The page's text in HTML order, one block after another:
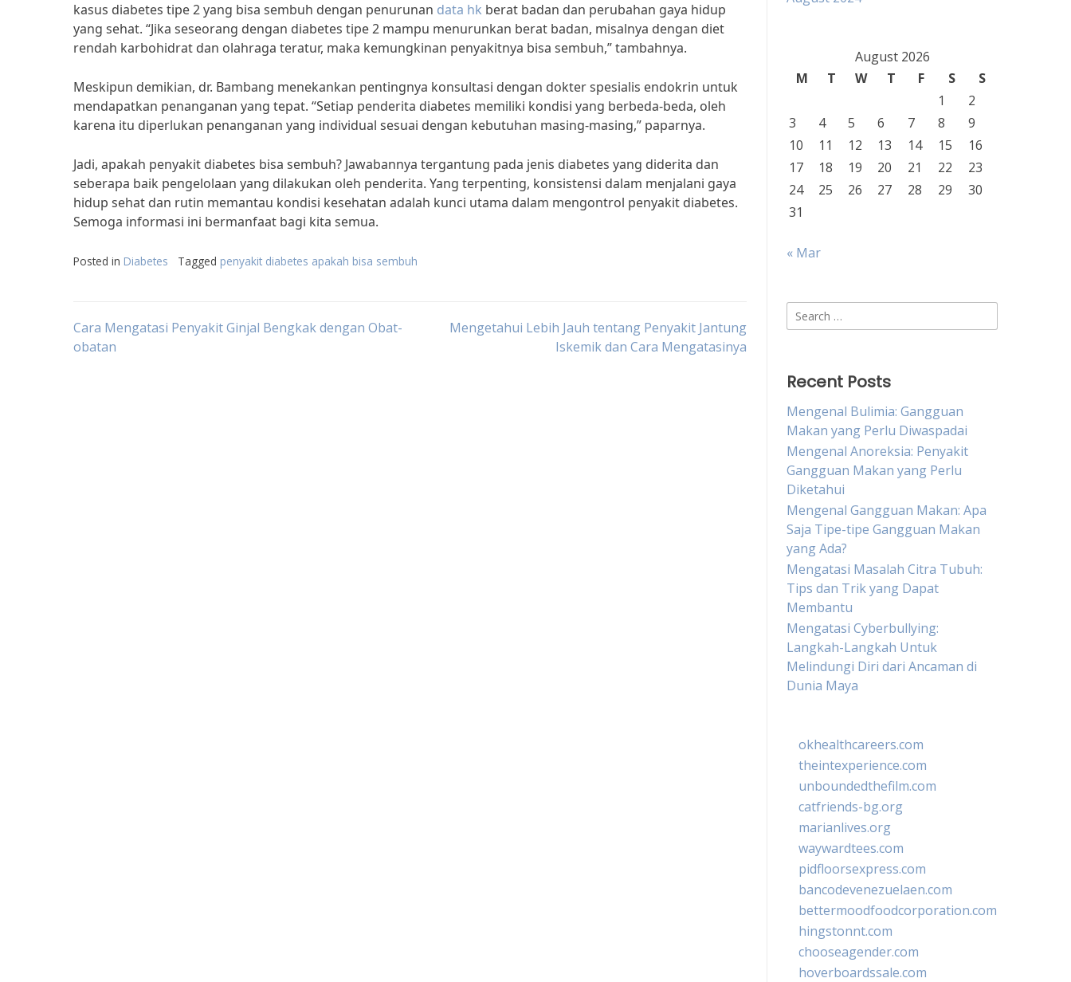
kasus diabetes tipe 2 yang bisa sembuh dengan penurunan data hk berat badan dan perubahan gaya hidup
yang sehat. “Jika seseorang dengan diabetes tipe 2 mampu menurunkan berat badan, misalnya dengan diet
rendah karbohidrat dan olahraga teratur, maka kemungkinan penyakitnya bisa sembuh,” tambahnya.
Meskipun demikian, dr. Bambang menekankan pentingnya konsultasi dengan dokter spesialis endokrin untuk
mendapatkan penanganan yang tepat. “Setiap penderita diabetes memiliki kondisi yang berbeda-beda, oleh
karena itu diperlukan penanganan yang individual sesuai dengan kebutuhan masing-masing,” paparnya.
Jadi, apakah penyakit diabetes bisa sembuh? Jawabannya tergantung pada jenis diabetes yang diderita dan
seberapa baik pengelolaan yang dilakukan oleh penderita. Yang terpenting, konsistensi dalam menjalani gaya
hidup sehat dan rutin memantau kondisi kesehatan adalah kunci utama dalam mengontrol penyakit diabetes.
Semoga informasi ini bermanfaat bagi kita semua.
Posted in Diabetes Tagged penyakit diabetes apakah bisa sembuh
Post
Cara Mengatasi Penyakit Ginjal Bengkak dengan Obat-
obatan
Mengetahui Lebih Jauh tentang Penyakit Jantung
Iskemik dan Cara Mengatasinya
August 2026
M
T W T F S
S
1
2
3
4 5 6 7 8
9
10
11 12 13 14 15
16
17
18 19 20 21 22
23
24
25 26 27 28 29
30
31
« Mar
Search
for:
Recent Posts
Mengenal Bulimia: Gangguan
Makan yang Perlu Diwaspadai
Mengenal Anoreksia: Penyakit
Gangguan Makan yang Perlu
Diketahui
Mengenal Gangguan Makan: Apa
Saja Tipe-tipe Gangguan Makan
yang Ada?
Mengatasi Masalah Citra Tubuh:
Tips dan Trik yang Dapat
Membantu
Mengatasi Cyberbullying:
Langkah-Langkah Untuk
Melindungi Diri dari Ancaman di
Dunia Maya
okhealthcareers.com
theintexperience.com
unboundedthefilm.com
catfriends-bg.org
marianlives.org
waywardtees.com
pidfloorsexpress.com
bancodevenezuelaen.com
bettermoodfoodcorporation.com
hingstonnt.com
chooseagender.com
hoverboardssale.com